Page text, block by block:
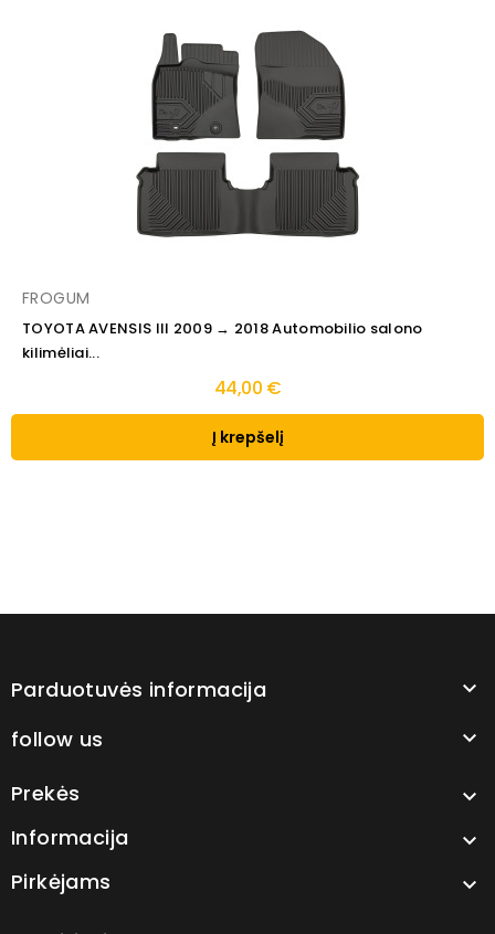
FROGUM
TOYOTA AVENSIS III 2009 → 2018 Automobilio salono
kilimėliai...
44,00 €
Į krepšelį
Parduotuvės informacija 
follow us 
Prekės 
Informacija 
Pirkėjams 